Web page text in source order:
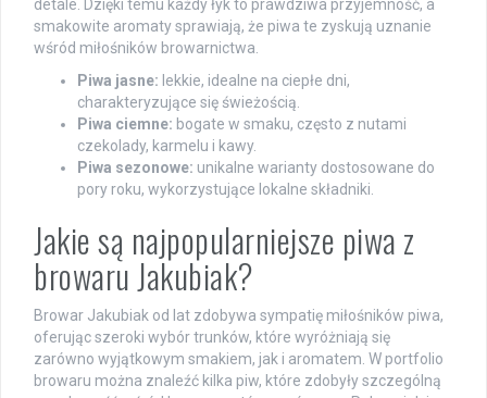
detale. Dzięki temu każdy łyk to prawdziwa przyjemność, a
smakowite aromaty sprawiają, że piwa te zyskują uznanie
wśród miłośników browarnictwa.
Piwa jasne: lekkie, idealne na ciepłe dni,
charakteryzujące się świeżością.
Piwa ciemne: bogate w smaku, często z nutami
czekolady, karmelu i kawy.
Piwa sezonowe: unikalne warianty dostosowane do
pory roku, wykorzystujące lokalne składniki.
Jakie są najpopularniejsze piwa z
browaru Jakubiak?
Browar Jakubiak od lat zdobywa sympatię miłośników piwa,
oferując szeroki wybór trunków, które wyróżniają się
zarówno wyjątkowym smakiem, jak i aromatem. W portfolio
browaru można znaleźć kilka piw, które zdobyły szczególną